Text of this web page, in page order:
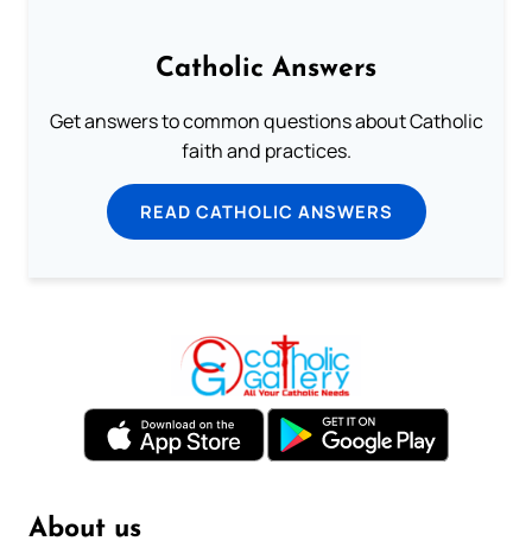
Catholic Answers
Get answers to common questions about Catholic
faith and practices.
READ CATHOLIC ANSWERS
About us